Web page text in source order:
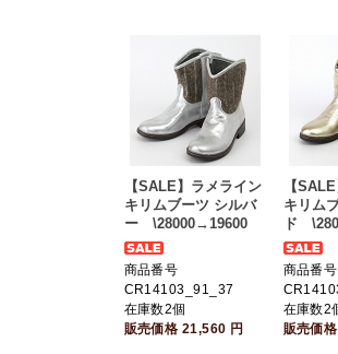
【SALE】ラメライン
キリムブーツ シルバ
ー \28000→19600
商品番号
CR14103_91_37
在庫数2個
販売価格 21,560 円
【
キリム
ド
商品番号
在庫数2
販売価格